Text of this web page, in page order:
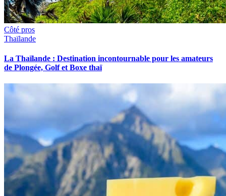
Côté pros
Thaïlande
La Thaïlande : Destination incontournable pour les amateurs
de Plongée, Golf et Boxe thaï